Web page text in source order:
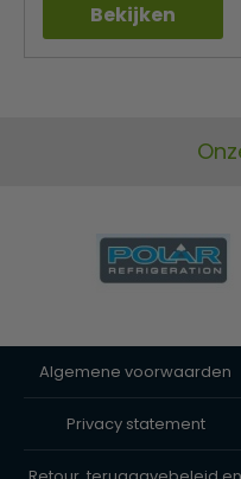
Bekijken
Algemene voorwaarden
Privacy statement